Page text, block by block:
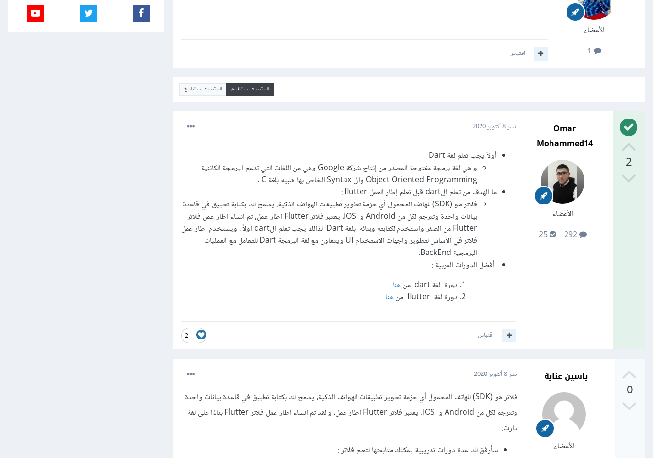
الأعضاء
اقتباس
الترتيب حسب التقييم الترتيب حسب التاريخ
2
Omar
Mohammed14
الأعضاء
292
25
نشر8 أكتوبر 2020
أولاً يجب تعلم لغة Dart
و هي لغة برمجة مفتوحة المصدر من إنتاج شركة Google وهي من اللغات التي تدعم البرمجة الكائنية
Object Oriented Programming وال Syntax الخاص بها شبيه بلغة C .
ما الهدف من تعلم الdart قبل تعلم إطار العمل flutter :
فلاتر هو (SDK) للهاتف المحمول أي حزمة تطوير تطبيقات الهواتف الذكية، يسمح لك بكتابة تطبيق في قاعدة
بيانات واحدة وتترجم لكل من Android و IOS. يعتبر فلاتر Flutter اطار عمل, تم انشاء اطار عمل فلاتر
Flutter من الصفر واستخدم لكتابته وبنائه بلغة Dart لذالك يجب تعلم الdart أولاً . ويستخدم اطار عمل
فلاتر في الأساس لتطوير واجهات الاستخدام UI ويتعاون مع لغة البرمجة Dart للتعامل مع العمليات
البرمجية BackEnd.
أفضل الدورات العربية :
دورة لغة dart من
هنا
دورة لغة flutter من
هنا
2 اقتباس
0
ياسين عناية
الأعضاء
نشر8 أكتوبر 2020
فلاتر هو (SDK) للهاتف المحمول أي حزمة تطوير تطبيقات الهواتف الذكية، يسمح لك بكتابة تطبيق في قاعدة بيانات واحدة
وتترجم لكل من Android و IOS. يعتبر فلاتر Flutter اطار عمل، و لقد تم انشاء اطار عمل فلاتر Flutter بناءًا على لغة
دارت.
سأرفق لك عدة دورات تدريبية يمكنك متابعتها لتعلم فلاتر :